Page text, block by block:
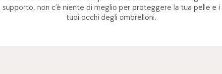
supporto, non c’è niente di meglio per proteggere la tua pelle e i
tuoi occhi degli ombrelloni.